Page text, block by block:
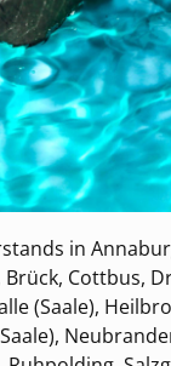
in
Cottbus,
(Saale),